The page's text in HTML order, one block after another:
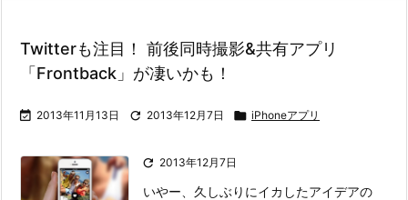
Twitterも注目！ 前後同時撮影&共有アプリ
「Frontback」が凄いかも！
 2013年11月13日  2013年12月7日  iPhoneアプリ
 2013年12月7日
いやー、久しぶりにイカしたアイデアの